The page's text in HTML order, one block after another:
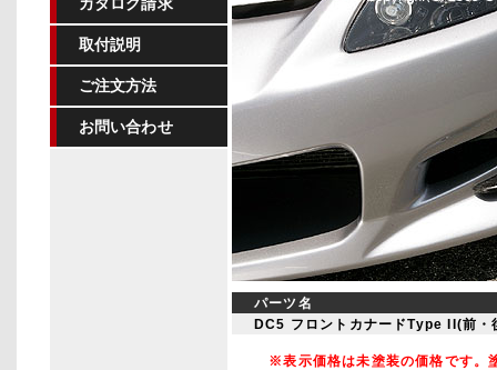
取付説明
ご注文方法
お問い合わせ
パーツ名
DC5 フロントカナードType II(前・
※表示価格は未塗装の価格です。